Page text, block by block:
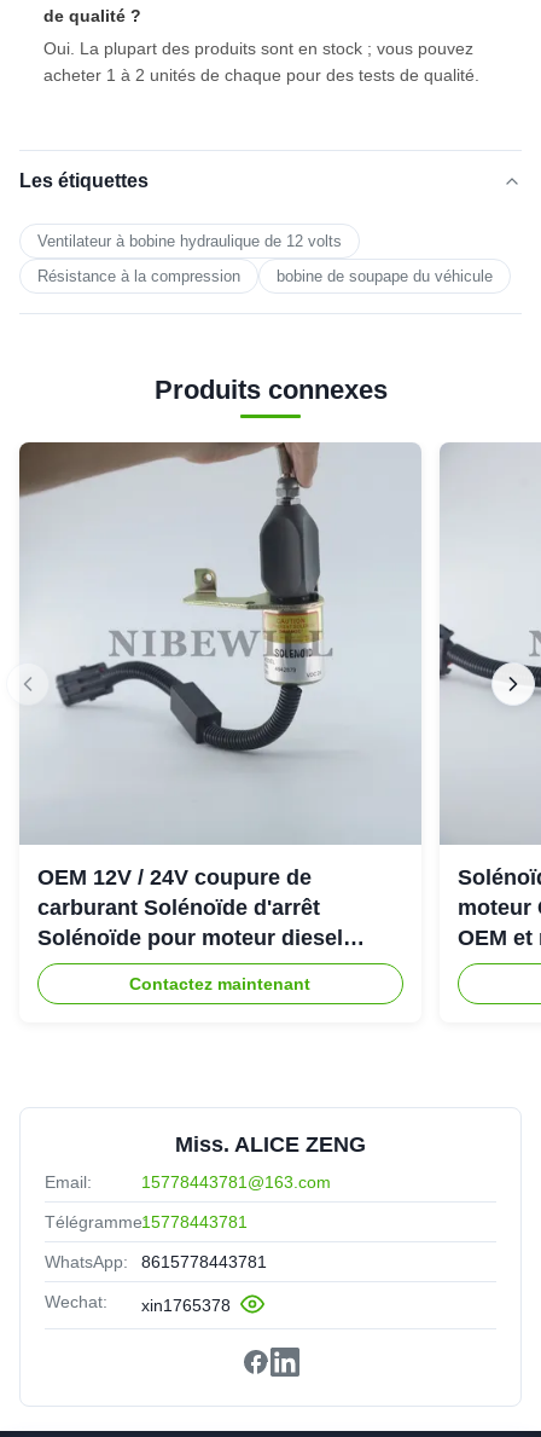
de qualité ?
Oui. La plupart des produits sont en stock ; vous pouvez
acheter 1 à 2 unités de chaque pour des tests de qualité.
Les étiquettes
Ventilateur à bobine hydraulique de 12 volts
Résistance à la compression
bobine de soupape du véhicule
Produits connexes
OEM 12V / 24V coupure de
carburant Solénoïde d'arrêt
Solénoïde pour moteur diesel
Cummins 6CT
Contactez maintenant
moteur
OEM
Miss. ALICE ZENG
Email: 15778443781@163.com
Télégramme:15778443781
WhatsApp: 8615778443781
Wechat: xin1765378